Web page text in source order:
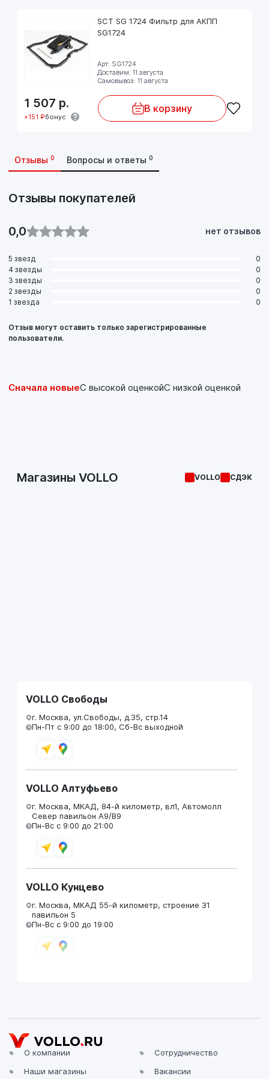
SCT SG 1724 Фильтр для АКПП
SG1724
Арт: SG1724
Доставим: 11 августа
Самовывоз: 11 августа
1 507 р.
+151 ₽бонус
В корзину
Отзывы 0 Вопросы и ответы 0
Отзывы покупателей
0,0 нет отзывов
5 звезд
0
4 звезды
0
3 звезды
0
2 звезды
0
1 звезда
0
Отзыв могут оставить только зарегистрированные
пользователи.
Сначала новыеС высокой оценкойС низкой оценкой
Магазины VOLLO VOLLO СДЭК
VOLLO Свободы
г. Москва, ул.Свободы, д.35, стр.14
Пн-Пт с 9:00 до 18:00, Сб-Вс выходной
VOLLO Алтуфьево
г. Москва, МКАД, 84-й километр, вл1, Автомолл
Север павильон А9/В9
Пн-Вс с 9:00 до 21:00
VOLLO Кунцево
г. Москва, МКАД 55-й километр, строение 31
павильон 5
Пн-Вс с 9:00 до 19:00
VOLLO Владимир
О компании
Наши магазины
Сотрудничество
Вакансии